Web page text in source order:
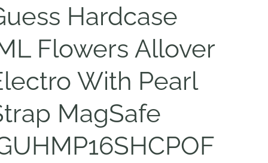
Hardcase
Flowers Allover
With Pearl
MagSafe